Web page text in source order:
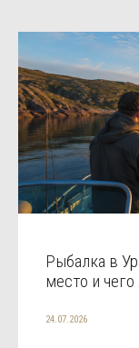
Рыбалка в
место и
24.07.2026